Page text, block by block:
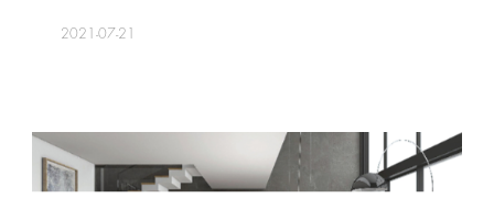
2021-07-21